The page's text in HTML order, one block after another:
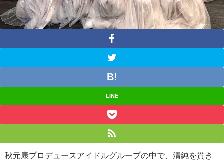
LINE
秋元康プロデュースアイドルグループの中で、清純を貫き